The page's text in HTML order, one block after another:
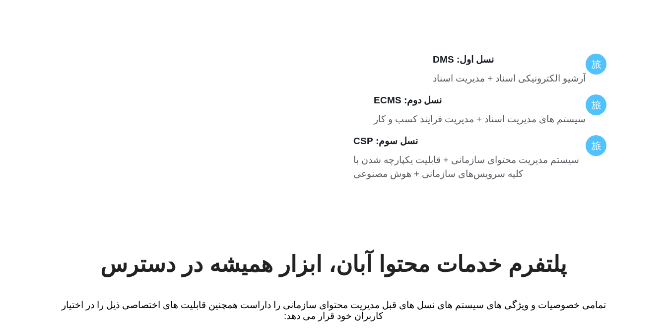
نسل اول: DMS
آرشیو الکترونیکی اسناد + مدیریت اسناد
نسل دوم: ECMS
سیستم های مدیریت اسناد + مدیریت فرایند کسب و کار
نسل سوم: CSP
سیستم مدیریت محتوای سازمانی + قابلیت یکپارچه شدن با
کلیه سرویس‌های سازمانی + هوش مصنوعی
پلتفرم خدمات محتوا آبان، ابزار همیشه در دسترس
تمامی خصوصیات و ویژگی های سیستم های نسل های قبل مدیریت محتوای سازمانی را داراست همچنین قابلیت های اختصاصی ذیل را در اختیار
کاربران خود قرار می دهد: